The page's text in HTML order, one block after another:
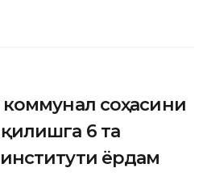
коммунал соҳасини
6 та
ёрдам